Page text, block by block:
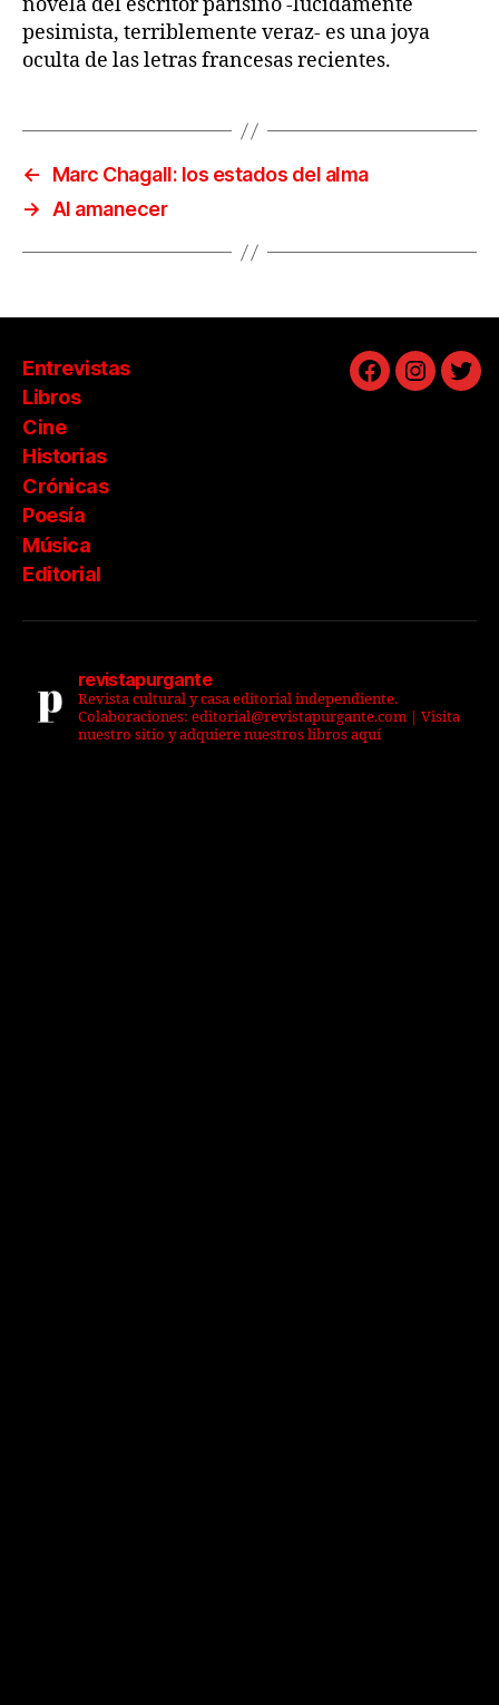
novela del escritor parisino -lúcidamente
pesimista, terriblemente veraz- es una joya
oculta de las letras francesas recientes.
←
Marc Chagall: los estados del alma
→ Al amanecer
Entrevistas
Libros
Cine
Historias
Crónicas
Poesía
Música
Editorial
Facebook
revistapurgante
Revista cultural y casa editorial independiente.
Colaboraciones: editorial@revistapurgante.com | Visita
nuestro sitio y adquiere nuestros libros aquí